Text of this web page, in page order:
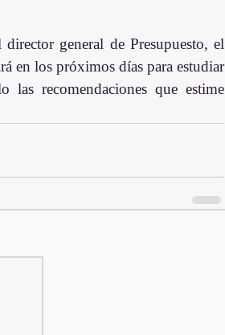
general de Presupuesto, el
en los próximos días para estudiar
recomendaciones que estime